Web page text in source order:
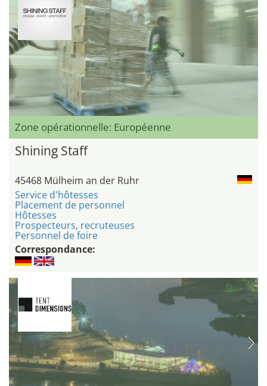
Zone opérationnelle: Européenne
Shining Staff
45468 Mülheim an der Ruhr
Service d'hôtesses
Placement de personnel
Hôtesses
Prospecteurs, recruteuses
Personnel de foire
Correspondance: